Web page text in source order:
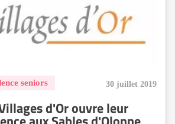
30 juillet 2019
d'Or ouvre leur